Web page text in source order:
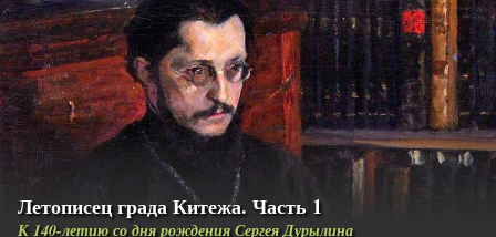
Летописец града Китежа. Часть 1
К 140-летию со дня рождения Сергея Дурылина